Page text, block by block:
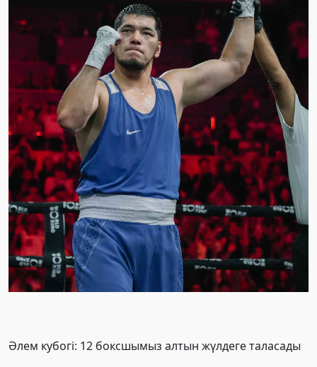
Әлем кубогі: 12 боксшымыз алтын жүлдеге таласады